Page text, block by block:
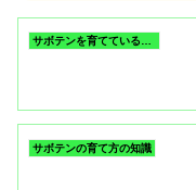
サボテンを育てているいる時のトラブル
サボテンの育て方の知識